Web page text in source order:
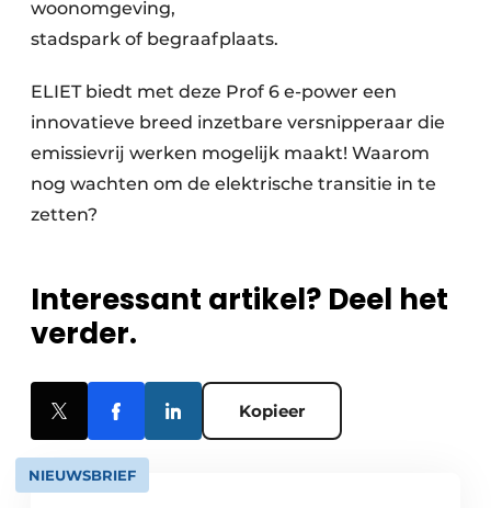
woonomgeving,
stadspark of begraafplaats.
ELIET biedt met deze Prof 6 e-power een
innovatieve breed inzetbare versnipperaar die
emissievrij werken mogelijk maakt! Waarom
nog wachten om de elektrische transitie in te
zetten?
Interessant artikel? Deel het
verder.
Kopieer
NIEUWSBRIEF